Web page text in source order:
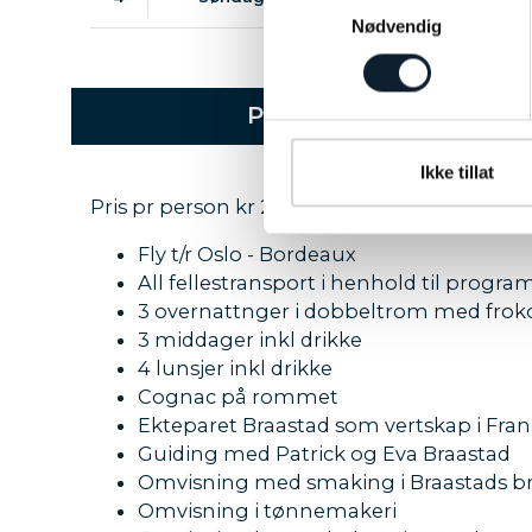
Nødvendig
Ikke tillat
PRAKTISKE
Pris pr person kr 27 650 som inkluderer:
Fly t/r Oslo - Bordeaux
All fellestransport i henhold til
3 overnattnger i dobbeltrom med
3 middager inkl drikke
4 lunsjer inkl drikke
Cognac på rommet
Ekteparet Braastad som vertskap i
Guiding med Patrick og Eva Braastad
Omvisning med smaking i Braastads
Omvisning i tønnemakeri